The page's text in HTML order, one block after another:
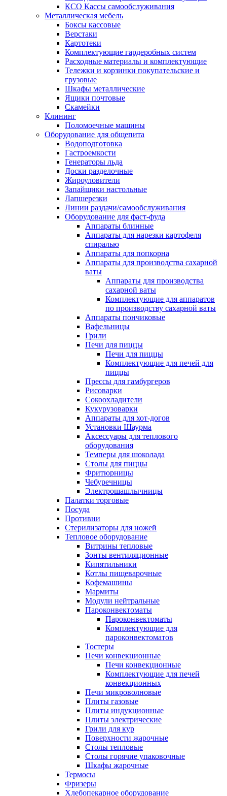
КСО Кассы самообслуживания
Металлическая мебель
Боксы кассовые
Верстаки
Картотеки
Комплектующие гардеробных систем
Расходные материалы и комплектующие
Тележки и корзинки покупательские и
грузовые
Шкафы металлические
Ящики почтовые
Скамейки
Клининг
Поломоечные машины
Оборудование для общепита
Водоподготовка
Гастроемкости
Генераторы льда
Доски разделочные
Жироуловители
Запайщики настольные
Лапшерезки
Линии раздачи/самообслуживания
Оборудование для фаст-фуда
Аппараты блинные
Аппараты для нарезки картофеля
спиралью
Аппараты для попкорна
Аппараты для производства сахарной
ваты
Аппараты для производства
сахарной ваты
Комплектующие для аппаратов
по производству сахарной ваты
Аппараты пончиковые
Вафельницы
Грили
Печи для пиццы
Печи для пиццы
Комплектующие для печей для
пиццы
Прессы для гамбургеров
Рисоварки
Сокоохладители
Кукурузоварки
Аппараты для хот-догов
Установки Шаурма
Аксессуары для теплового
оборудования
Темперы для шоколада
Столы для пиццы
Фритюрницы
Чебуречницы
Электрошашлычницы
Палатки торговые
Посуда
Противни
Стерилизаторы для ножей
Тепловое оборудование
Витрины тепловые
Зонты вентиляционные
Кипятильники
Котлы пищеварочные
Кофемашины
Мармиты
Модули нейтральные
Пароконвектоматы
Пароконвектоматы
Комплектующие для
пароконвектоматов
Тостеры
Печи конвекционные
Печи конвекционные
Комплектующие для печей
конвекционных
Печи микроволновые
Плиты газовые
Плиты индукционные
Плиты электрические
Грили для кур
Поверхности жарочные
Столы тепловые
Столы горячие упаковочные
Шкафы жарочные
Термосы
Фризеры
Хлебопекарное оборудование